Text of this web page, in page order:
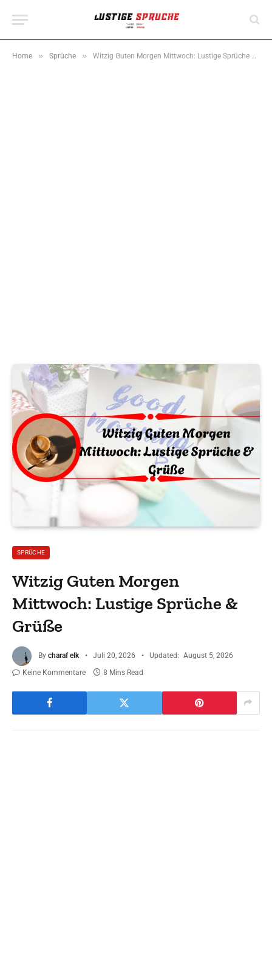
Home » Sprüche » Witzig Guten Morgen Mittwoch: Lustige Sprüche & Grüße
SPRÜCHE
Witzig Guten Morgen
Mittwoch: Lustige Sprüche &
Grüße
By charaf elk Juli 20, 2026 Updated: August 5, 2026
Keine Kommentare
8 Mins Read